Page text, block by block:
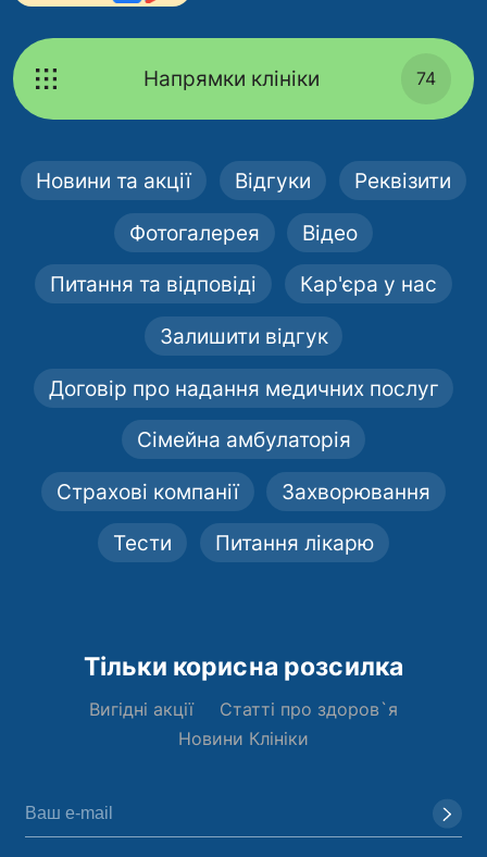
Напрямки клініки 74
Новини та акції Відгуки Реквізити
Фотогалерея Відео
Питання та відповіді Кар'єра у нас
Залишити відгук
Договір про надання медичних послуг
Сімейна амбулаторія
Страхові компанії Захворювання
Тести Питання лікарю
Тільки корисна розсилка
Вигідні акції
Статті про здоров`я
Новини Клініки